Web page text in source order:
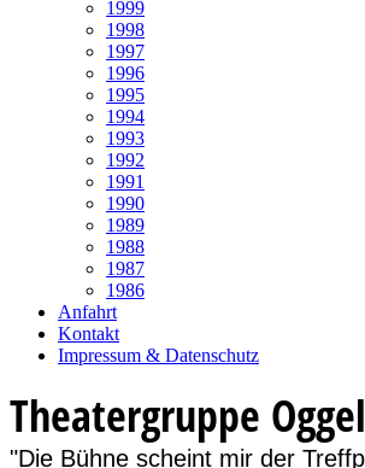
1999
1998
1997
1996
1995
1994
1993
1992
1991
1990
1989
1988
1987
1986
Anfahrt
Kontakt
Impressum & Datenschutz
Theatergruppe
"Die Bühne scheint mir der